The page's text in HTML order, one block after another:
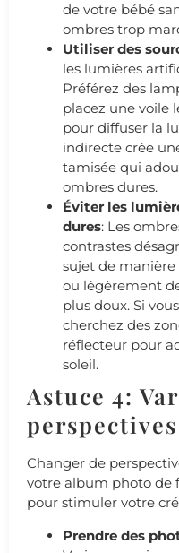
de votre bébé
ombres trop
Utiliser des
les lumières
Préférez des
placez une voile
pour diffuser la
indirecte crée
tamisée qui
ombres dures.
Éviter les
dures: Les
contrastes
sujet de
ou légèrement
plus doux. Si
cherchez des
réflecteur pour
soleil.
Astuce 4:
Changer de
votre album photo de
pour stimuler votre
Prendre des